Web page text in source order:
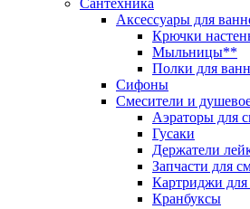
Сантехника
Аксессуары для
Крючки
Мыльницы**
Полки для
Сифоны
Смесители и
Аэраторы для
Гусаки
Держатели
Запчасти для
Картриджи для
Кранбуксы